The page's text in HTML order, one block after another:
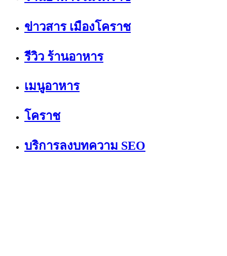
ข่าวสาร เมืองโคราช
รีวิว ร้านอาหาร
เมนูอาหาร
โคราช
บริการลงบทความ SEO